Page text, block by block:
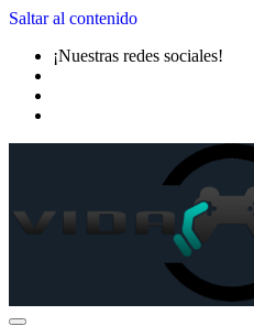
Saltar al contenido
¡Nuestras redes sociales!